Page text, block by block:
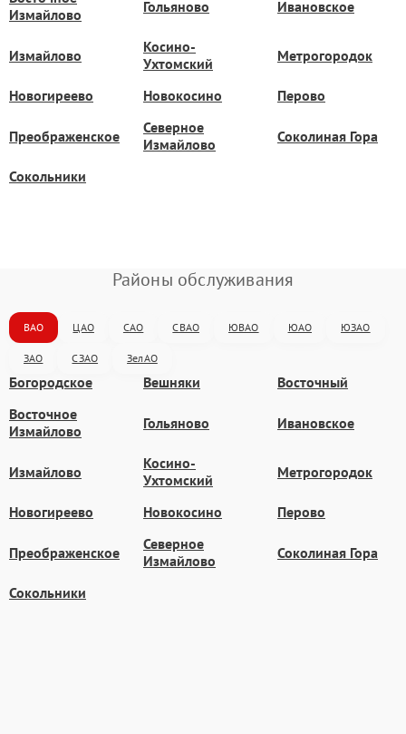
Измайлово
Гольяново Ивановское
Измайлово
Косино-
Ухтомский
Метрогородок
Новогиреево Новокосино Перово
Преображенское
Северное
Измайлово
Соколиная Гора
Сокольники
Районы обслуживания
ВАО ЦАО САО СВАО ЮВАО ЮАО ЮЗАО
ЗАО СЗАО ЗелАО
Богородское Вешняки
Восточный
Восточное
Измайлово
Гольяново Ивановское
Измайлово
Косино-
Ухтомский
Метрогородок
Новогиреево Новокосино Перово
Преображенское
Северное
Измайлово
Соколиная Гора
Сокольники